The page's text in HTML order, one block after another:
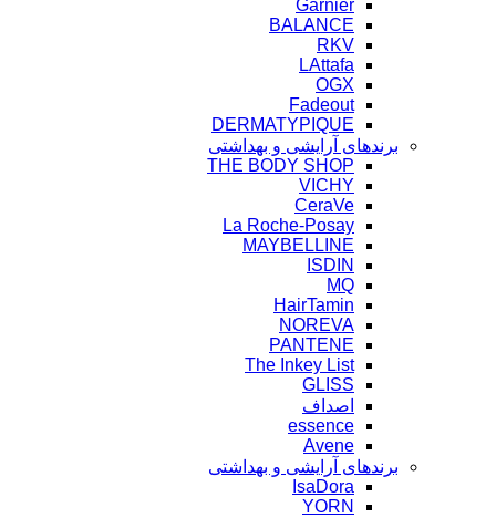
Garnier
BALANCE
RKV
LAttafa
OGX
Fadeout
DERMATYPIQUE
برندهای آرایشی و بهداشتی
THE BODY SHOP
VICHY
CeraVe
La Roche-Posay
MAYBELLINE
ISDIN
MQ
HairTamin
NOREVA
PANTENE
The Inkey List
GLISS
اصداف
essence
Avene
برندهای آرایشی و بهداشتی
IsaDora
YORN